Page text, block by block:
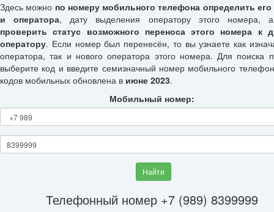
Здесь можно по номеру мобильного телефона определить его
и оператора, дату выделения оператору этого номера,
проверить статус возможного переноса этого номера к
оператору. Если номер был перенесён, то вы узнаете как
оператора, так и нового оператора этого номера. Для поиска
выберите код и введите семизначный номер мобильного
кодов мобильных обновлена в июне 2023.
Мобильный номер:
Найти
Телефонный номер +7 (989) 8399999